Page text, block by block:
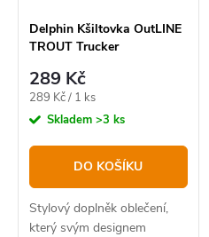
o
d
u
k
t
ů
r
o
d
u
k
t
ů
Delphin Kšiltovka OutLINE
TROUT Trucker
289 Kč
Měrná
cena:
289 Kč / 1 ks
Skladem >3 ks
DO KOŠÍKU
Stylový doplněk oblečení,
který svým designem